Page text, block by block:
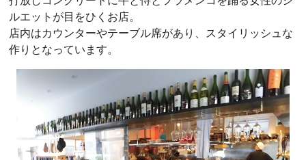
ルエットが目をひくお店。
店内はカウンターやテーブル席があり、スタイリッシュな
作りとなっています。